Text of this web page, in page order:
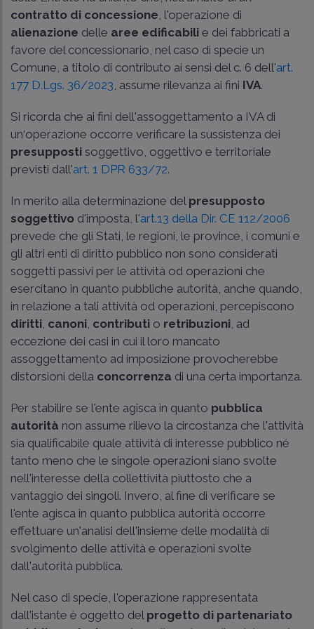
contratto di concessione, l'operazione di
alienazione delle aree edificabili e dei fabbricati a
favore del concessionario, nel caso di specie un
Comune, a titolo di contributo ai sensi del c. 6 dell'art.
177 D.Lgs. 36/2023, assume rilevanza ai fini IVA.
Si ricorda che ai fini dell'assoggettamento a IVA di
un‘operazione occorre verificare la sussistenza dei
presupposti soggettivo, oggettivo e territoriale
previsti dall'art. 1 DPR 633/72.
In merito alla determinazione del presupposto
soggettivo d'imposta, l'art.13 della Dir. CE 112/2006
prevede che gli Stati, le regioni, le province, i comuni e
gli altri enti di diritto pubblico non sono considerati
soggetti passivi per le attività od operazioni che
esercitano in quanto pubbliche autorità, anche quando,
in relazione a tali attività od operazioni, percepiscono
diritti, canoni, contributi o retribuzioni, ad
eccezione dei casi in cui il loro mancato
assoggettamento ad imposizione provocherebbe
distorsioni della concorrenza di una certa importanza.
Per stabilire se l'ente agisca in quanto pubblica
autorità non assume rilievo la circostanza che l'attività
sia qualificabile quale attività di interesse pubblico né
tanto meno che le singole operazioni siano svolte
nell'interesse della collettività piuttosto che a
vantaggio dei singoli. Invero, al fine di verificare se
l'ente agisca in quanto pubblica autorità occorre
effettuare un'analisi dell'insieme delle modalità di
svolgimento delle attività e operazioni svolte
dall'autorità pubblica.
Nel caso di specie, l'operazione rappresentata
dall'istante è oggetto del progetto di partenariato